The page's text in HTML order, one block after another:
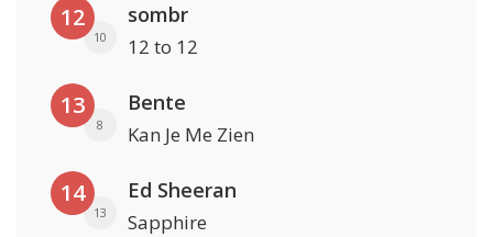
12
10
sombr
12 to 12
13
8
Bente
Kan Je Me Zien
14
13
Ed Sheeran
Sapphire